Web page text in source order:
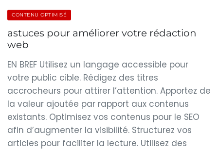
CONTENU OPTIMISÉ
astuces pour améliorer votre rédaction
web
EN BREF Utilisez un langage accessible pour
votre public cible. Rédigez des titres
accrocheurs pour attirer l’attention. Apportez de
la valeur ajoutée par rapport aux contenus
existants. Optimisez vos contenus pour le SEO
afin d’augmenter la visibilité. Structurez vos
articles pour faciliter la lecture. Utilisez des